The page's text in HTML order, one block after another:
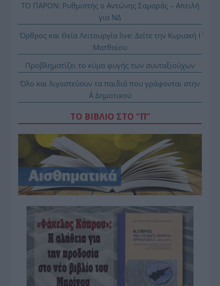
ΤΟ ΠΑΡΟΝ: Ρυθμιστής ο Αντώνης Σαμαράς – Απειλή
για ΝΔ
Όρθρος και Θεία Λειτουργία live: Δείτε την Κυριακή Ι΄
Ματθαίου
Προβληματίζει το κύμα φυγής των συνταξιούχων
Όλο και λιγοστεύουν τα παιδιά που γράφονται στην
Α΄ Δημοτικού
ΤΟ ΒΙΒΛΙΟ ΣΤΟ “Π”